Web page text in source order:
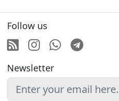
Follow us
RSSInstagram
Whatsapp
Telegram
Newsletter